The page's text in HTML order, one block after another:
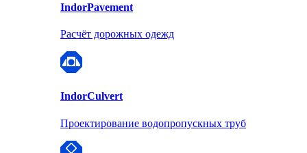
IndorPavement
Расчёт дорожных одежд
IndorCulvert
Проектирование водопропускных труб